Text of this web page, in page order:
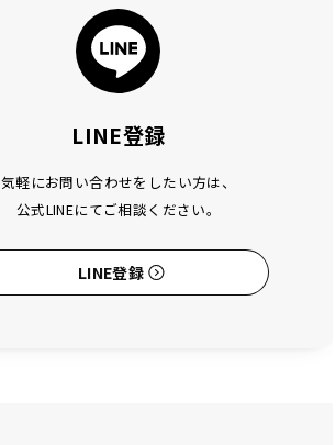
LINE登録
気軽にお問い合わせをしたい方は、
公式LINEにてご相談ください。
LINE登録